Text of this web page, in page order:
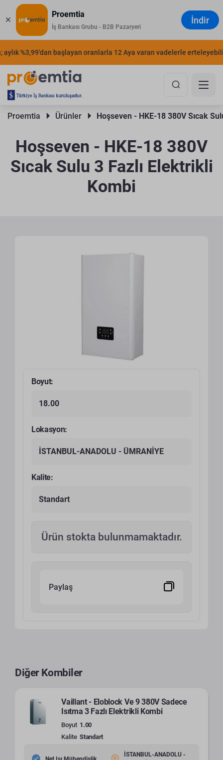
Proemtia
İş Bankası Grubu - B2B Pazaryeri
İndir
%3,99'dan başlayan oranlarla 12 Aya varan vadelerle
Proemtia Ürünler Hoşseven - HKE-18 380V Sıcak
Hoşseven - HKE-18 380V
Sıcak Sulu 3 Fazlı Elektrikli
Kombi
Boyut:
18.00
Lokasyon:
İSTANBUL-ANADOLU - ÜMRANİYE
Kalite:
Standart
Ürün stokta bulunmamaktadır.
Paylaş
Diğer Kombiler
Vaillant - Eloblock Ve 9 380V Sadece
Isıtma 3 Fazlı Elektrikli Kombi
Boyut 1.00
Kalite Standart
İSTANBUL-ANADOLU -